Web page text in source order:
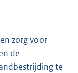
zorg voor
de
te